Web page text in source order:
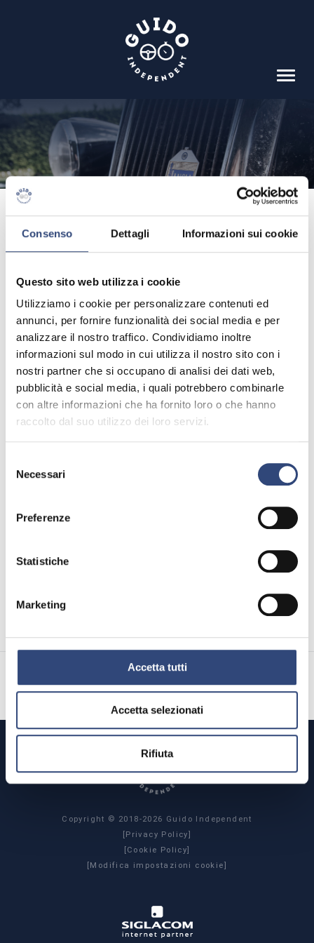
Consenso Dettagli Informazioni sui cookie
Questo sito web utilizza i cookie
Utilizziamo i cookie per personalizzare contenuti ed
annunci, per fornire funzionalità dei social media e per
analizzare il nostro traffico. Condividiamo inoltre
informazioni sul modo in cui utilizza il nostro sito con i
nostri partner che si occupano di analisi dei dati web,
pubblicità e social media, i quali potrebbero combinarle
con altre informazioni che ha fornito loro o che hanno
raccolto dal suo utilizzo dei loro servizi.
delNecessari
Preferenze
Statistiche
Marketing
Accetta tutti
Accetta selezionati
Rifiuta
HOME
IL PROGETTO
EQUIPAGGI
RISULTATI
SCUDERIA
ALBO
VIDEO
NEWS
Venerdi 24 luglio il
via alla Coppa d’oro
delle Dolomiti 2020
22/07/2020
L’edizione 2020 della Coppa d’Oro delle
Dolomiti, gara di regolarità classica valevole
per il Campionato Italiano Grandi Eventi ACI
Sport, vedrà la presenza di quasi 100
equipaggi.
A questo appuntamento sarà presente anche
bordo della FIAT 514 MILLE MIGLIA DEL 1930
cercherà di riscattarsi dalla delusione del
ritiro per guasto meccanico dello scorso
anno.
appuntamento dell’anno e la voglia di fare
news
Copyright © 2018-2026 Guido Independent
[Privacy Policy]
[Cookie Policy]
[Modifica impostazioni cookie]